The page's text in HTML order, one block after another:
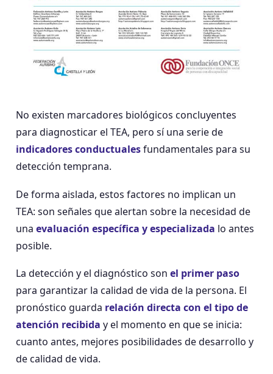
No existen marcadores biológicos concluyentes
para diagnosticar el TEA, pero sí una serie de
indicadores conductualesfundamentales para su
detección temprana.
De forma aislada, estos factores no implican un
TEA: son señales que alertan sobre la necesidad de
una evaluación específica y especializada lo antes
posible.
La detección y el diagnóstico son el primer paso
para garantizar la calidad de vida de la persona. El
pronóstico guarda relación directa con el tipo de
atención recibida y el momento en que se inicia:
cuanto antes, mejores posibilidades de desarrollo y
de calidad de vida.